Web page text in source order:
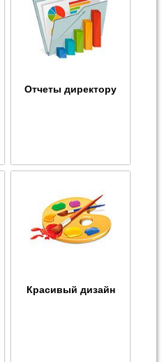
Отчеты директору
Красивый дизайн